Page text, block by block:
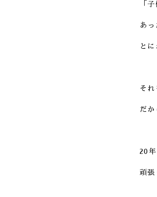
「
あ
と
そ
だ
20
頑張